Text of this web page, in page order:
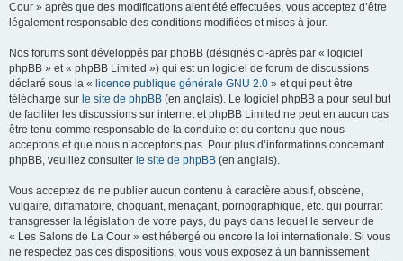
Cour » après que des modifications aient été effectuées, vous acceptez d’être
légalement responsable des conditions modifiées et mises à jour.
Nos forums sont développés par phpBB (désignés ci-après par « logiciel
phpBB » et « phpBB Limited ») qui est un logiciel de forum de discussions
déclaré sous la « licence publique générale GNU 2.0 » et qui peut être
téléchargé sur le site de phpBB (en anglais). Le logiciel phpBB a pour seul but
de faciliter les discussions sur internet et phpBB Limited ne peut en aucun cas
être tenu comme responsable de la conduite et du contenu que nous
acceptons et que nous n’acceptons pas. Pour plus d’informations concernant
phpBB, veuillez consulter le site de phpBB (en anglais).
Vous acceptez de ne publier aucun contenu à caractère abusif, obscène,
vulgaire, diffamatoire, choquant, menaçant, pornographique, etc. qui pourrait
transgresser la législation de votre pays, du pays dans lequel le serveur de
« Les Salons de La Cour » est hébergé ou encore la loi internationale. Si vous
ne respectez pas ces dispositions, vous vous exposez à un bannissement